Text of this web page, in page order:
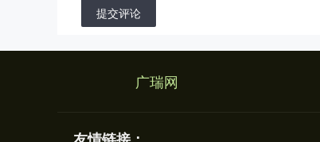
提交评论
广瑞网